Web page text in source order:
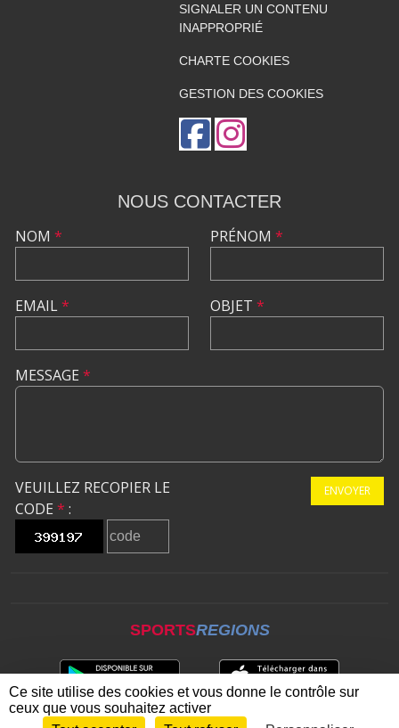
SIGNALER UN CONTENU
INAPPROPRIÉ
CHARTE COOKIES
GESTION DES COOKIES
NOUS CONTACTER
NOM *
EMAIL*
PRÉNOM *
OBJET *
MESSAGE *
VEUILLEZ RECOPIER LE
CODE * :
ENVOYER
SPORTSREGIONS
Ce site utilise des cookies et vous donne le contrôle sur
ceux que vous souhaitez activer